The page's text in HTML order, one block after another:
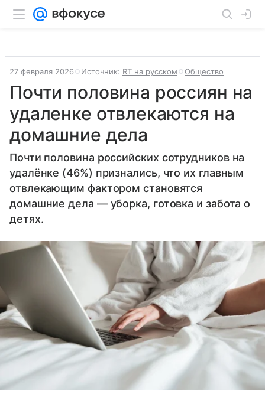
27 февраля 2026 Источник: RT на русском Общество
Почти половина россиян на
удаленке отвлекаются на
домашние дела
Почти половина российских сотрудников на
удалёнке (46%) признались, что их главным
отвлекающим фактором становятся
домашние дела — уборка, готовка и забота о
детях.